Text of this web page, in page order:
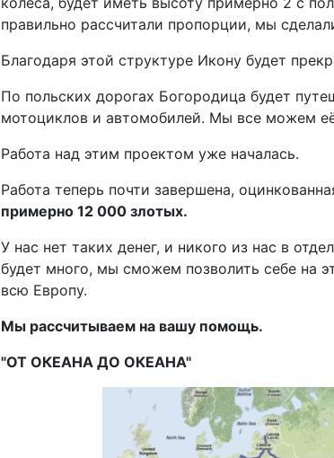
правильно рассчитали пропорции, мы
Благодаря этой структуре Икону будет
По польских дорогах Богородица будет
мотоциклов и автомобилей. Мы все можем
Работа над этим проектом уже началась.
Работа теперь почти завершена,
примерно 12 000 злотых.
У нас нет таких денег, и никого из нас в
будет много, мы сможем позволить себе на
всю Европу.
Мы рассчитываем на вашу помощь.
"ОТ ОКЕАНА ДО ОКЕАНА"